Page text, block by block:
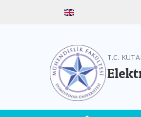
T.C.